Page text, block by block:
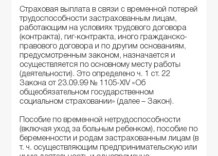
Страховая выплата в связи с временной потерей
трудоспособности застрахованным лицам,
работающим на условиях трудового договора
(контракта), гиг-контракта, иного гражданско-
правового договора и по другим основаниям,
предусмотренным законом, назначается и
осуществляется по основному месту работы
(деятельности). Это определено ч. 1 ст. 22
Закона от 23.09.99 № 1105-XIV «Об
общеобязательном государственном
социальном страховании» (далее – Закон).
Пособие по временной нетрудоспособности
(включая уход за больным ребенком), пособие по
беременности и родам застрахованным лицам (в
т. ч. осуществляющим предпринимательскую или